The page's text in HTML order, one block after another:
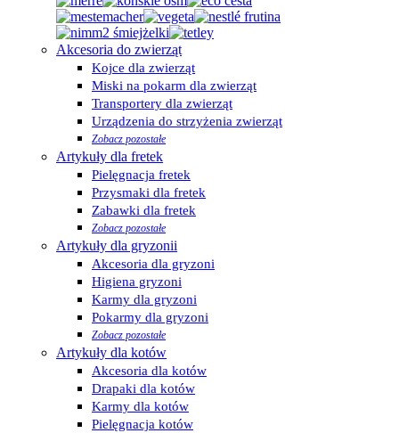
Akcesoria do zwierząt
Kojce dla zwierząt
Miski na pokarm dla zwierząt
Transportery dla zwierząt
Urządzenia do strzyżenia zwierząt
Zobacz pozostałe
Artykuły dla fretek
Pielęgnacja fretek
Przysmaki dla fretek
Zabawki dla fretek
Zobacz pozostałe
Artykuły dla gryzonii
Akcesoria dla gryzoni
Higiena gryzoni
Karmy dla gryzoni
Pokarmy dla gryzoni
Zobacz pozostałe
Artykuły dla kotów
Akcesoria dla kotów
Drapaki dla kotów
Karmy dla kotów
Pielęgnacja kotów